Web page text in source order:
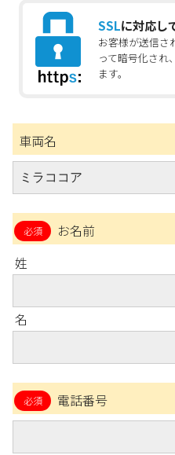
SSLに対応し
お客様が送信さ
って暗号化され
ます。
車両名
お名前
姓
名
電話番号